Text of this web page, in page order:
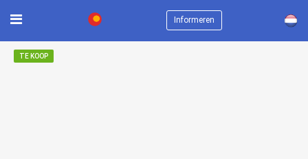
Informeren ×
TE KOOP